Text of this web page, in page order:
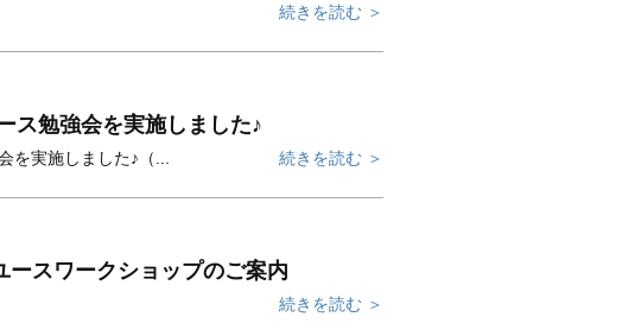
続きを読む ＞
ス勉強会を実施しました♪
を実施しました♪（... 続きを読む ＞
スワークショップのご案内
続きを読む ＞